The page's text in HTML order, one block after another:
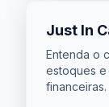
Just In
Entenda o
estoques e
financeiras.